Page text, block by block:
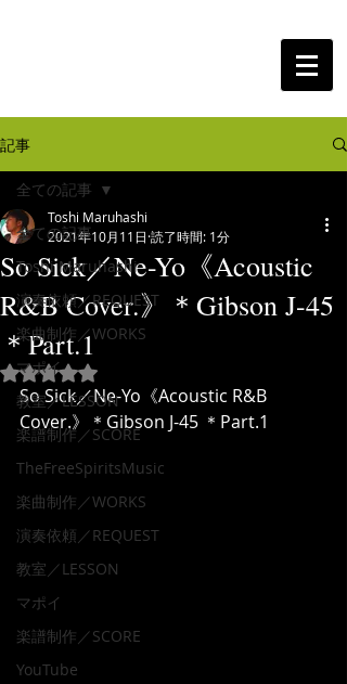
記事
全ての記事
Toshi Maruhashi
演奏依頼／REQUEST
楽曲制作／WORKS
マポイ
教室／LESSON
楽譜制作／SCORE
TheFreeSpiritsMusic
楽曲制作／WORKS
演奏依頼／REQUEST
教室／LESSON
マポイ
楽譜制作／SCORE
YouTube
全ての記事
So Sick／Ne-Yo《Acoustic
R&B Cover.》＊Gibson J-45
＊Part.1
Toshi Maruhashi
2021年10月11日 読了時間: 1分
5つ星のうちNaNと評価されています。
So Sick／Ne-Yo《Acoustic R&B
Cover.》＊Gibson J-45 ＊Part.1